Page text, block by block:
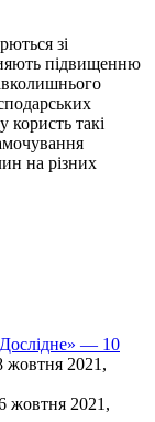
зі
підвищенню
користь такі
на різних
— 10
жовтня 2021,
жовтня 2021,